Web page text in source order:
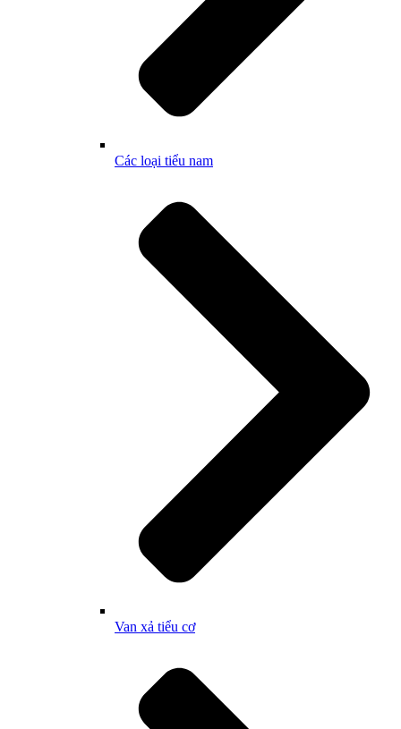
Các loại tiểu nam
Van xả tiểu cơ